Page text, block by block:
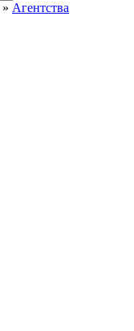
» Агентства